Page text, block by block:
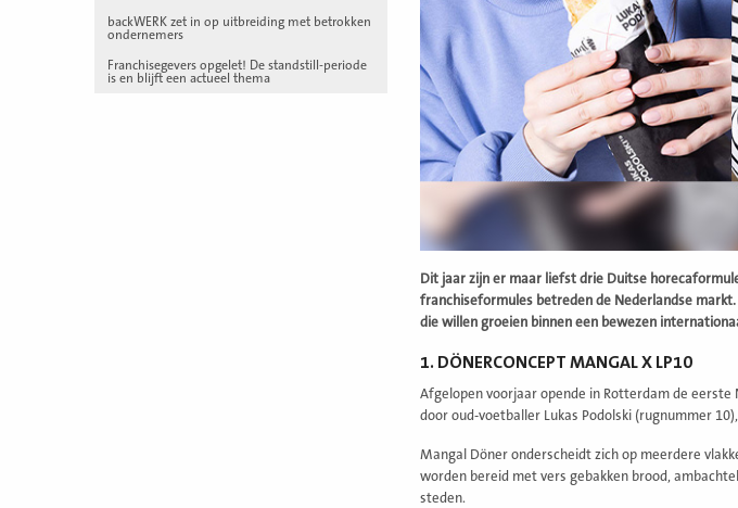
backWERK zet in op uitbreiding met betrokken
ondernemers
Franchisegevers opgelet! De standstill-periode
is en blijft een actueel thema
Dit jaar zijn er maar liefst drie Duitse
franchiseformules betreden de Nederlandse
die willen groeien binnen een bewezen
1. DÖNERCONCEPT MANGAL X LP10
Afgelopen voorjaar opende in Rotterdam de
door oud-voetballer Lukas Podolski (rugnummer
Mangal Döner onderscheidt zich op meerdere
worden bereid met vers gebakken brood,
steden.